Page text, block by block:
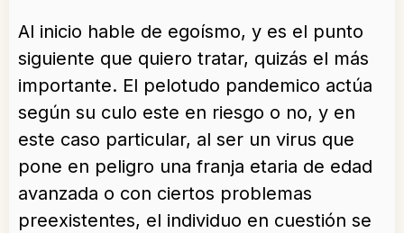
Al inicio hable de egoísmo, y es el punto
siguiente que quiero tratar, quizás el más
importante. El pelotudo pandemico actúa
según su culo este en riesgo o no, y en
este caso particular, al ser un virus que
pone en peligro una franja etaria de edad
avanzada o con ciertos problemas
preexistentes, el individuo en cuestión se